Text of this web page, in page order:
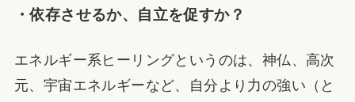
・依存させるか、自立を促すか？
エネルギー系ヒーリングというのは、神仏、高次
元、宇宙エネルギーなど、自分より力の強い（と